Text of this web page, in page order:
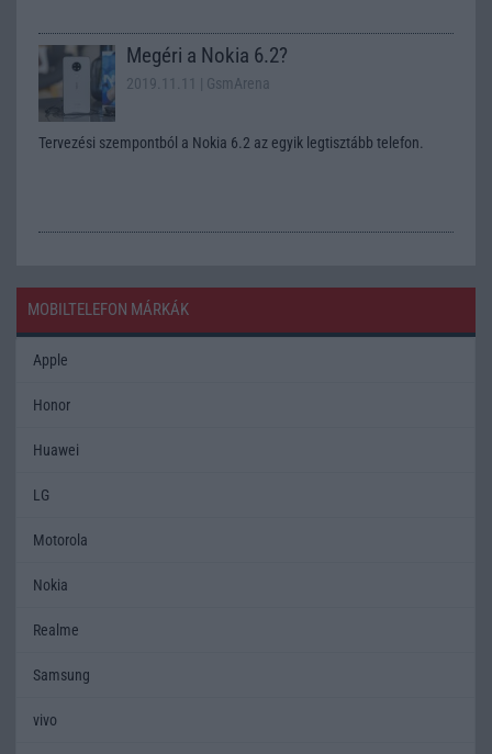
Megéri a Nokia 6.2?
2019.11.11 | GsmArena
Tervezési szempontból a Nokia 6.2 az egyik legtisztább telefon.
MOBILTELEFON MÁRKÁK
Apple
Honor
Huawei
LG
Motorola
Nokia
Realme
Samsung
vivo